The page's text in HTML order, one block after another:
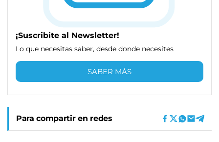
¡Suscribite al Newsletter!
Lo que necesitas saber, desde donde necesites
SABER MÁS
Para compartir en redes